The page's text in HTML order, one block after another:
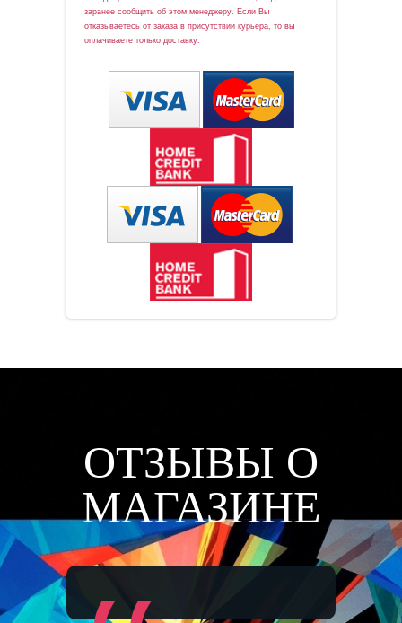
заранее сообщить об этом менеджеру. Если Вы
отказываетесь от заказа в присутствии курьера, то вы
оплачиваете только доставку.
ОТЗЫВЫ О
МАГАЗИНЕ